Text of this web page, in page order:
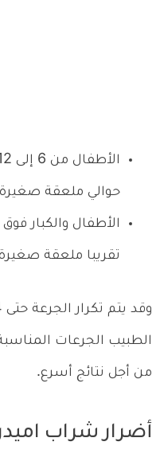
حوالي ملعقة
تقريبا ملعقة صغيرة
الطبيب الجرعات
من أجل نتائج أسرع.
أضرار شراب